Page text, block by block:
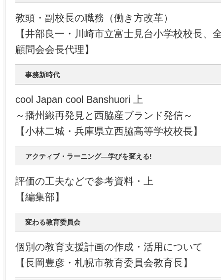
教頭・副校長の職務（働き方改革）
【井部良一・川崎市立富士見台小学校校長、
顧問会会長代理】
事務新時代
cool Japan cool Banshuori 上
～播州織再発見と西脇産ブランド発信～
【小林二城・兵庫県立西脇高等学校校長】
アクティブ・ラーニング―学びを変える!
評価の工夫などで参考資料・上
【編集部】
変わる教育委員会
個別の教育支援計画の作成・活用について
【長岡豊彦・札幌市教育委員会教育長】